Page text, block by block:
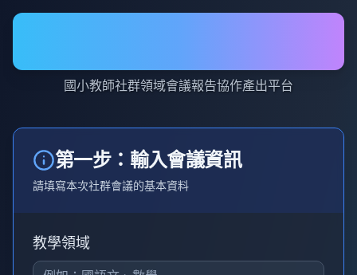
國小教師社群領域會議報告協作產出平台
第一步：輸入會議資訊
請填寫本次社群會議的基本資料
教學領域